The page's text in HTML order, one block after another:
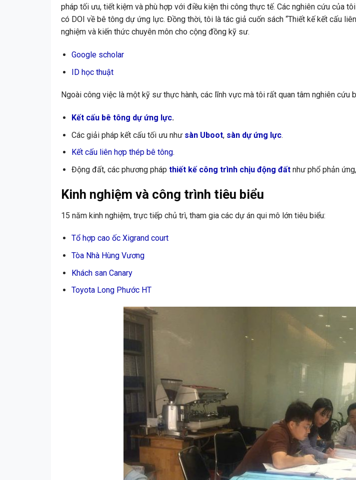
pháp tối ưu, tiết kiệm và phù hợp với điều kiện thi công thực tế. Các nghiên cứu của
có DOI về bê tông dự ứng lực. Đồng thời, tôi là tác giả cuốn sách “Thiết kế kết cấu
nghiệm và kiến thức chuyên môn cho cộng đồng kỹ sư.
Google scholar
ID học thuật
Ngoài công việc là một kỹ sư thực hành, các lĩnh vực mà tôi rất quan tâm nghiên cứu
Kết cấu bê tông dự ứng lực.
Các giải pháp kết cấu tối ưu như sàn Uboot, sàn dự ứng lực.
Kết cấu liên hợp thép bê tông.
Động đất, các phương pháp thiết kế công trình chịu động đấtnhư phổ phản ứng,
Kinh nghiệm và công trình tiêu biểu
15 năm kinh nghiệm, trực tiếp chủ trì, tham gia các dự án qui mô lớn tiêu biểu:
Tổ hợp cao ốc Xigrand court
Tòa Nhà Hùng Vương
Khách san Canary
Toyota Long Phước HT